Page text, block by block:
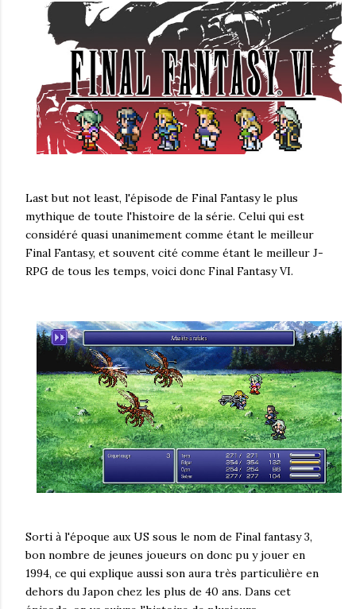
Last but not least, l'épisode de Final Fantasy le plus
mythique de toute l'histoire de la série. Celui qui est
considéré quasi unanimement comme étant le meilleur
Final Fantasy, et souvent cité comme étant le meilleur J-
RPG de tous les temps, voici donc Final Fantasy VI.
Sorti à l'époque aux US sous le nom de Final fantasy 3,
bon nombre de jeunes joueurs on donc pu y jouer en
1994, ce qui explique aussi son aura très particulière en
dehors du Japon chez les plus de 40 ans. Dans cet